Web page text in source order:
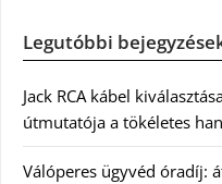
Legutóbbi
Jack RCA kábel
útmutatója a tökéletes
Válóperes ügyvéd óradíj: